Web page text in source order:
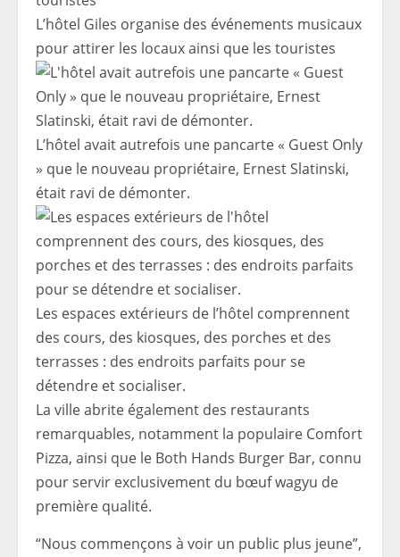
L’hôtel Giles organise des événements musicaux
pour attirer les locaux ainsi que les touristes
L’hôtel avait autrefois une pancarte « Guest Only
» que le nouveau propriétaire, Ernest Slatinski,
était ravi de démonter.
Les espaces extérieurs de l’hôtel comprennent
des cours, des kiosques, des porches et des
terrasses : des endroits parfaits pour se
détendre et socialiser.
La ville abrite également des restaurants
remarquables, notamment la populaire Comfort
Pizza, ainsi que le Both Hands Burger Bar, connu
pour servir exclusivement du bœuf wagyu de
première qualité.
“Nous commençons à voir un public plus jeune”,